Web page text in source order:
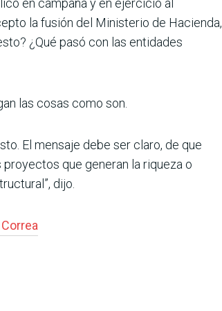
la fusión del Minis­terio de Hacienda,
¿Qué pasó con las entidades
las cosas como son.
El mensaje debe ser claro, de que
que gene­ran la riqueza o
dijo.